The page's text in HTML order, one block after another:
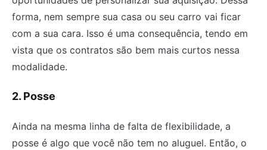
forma, nem sempre sua casa ou seu carro vai ficar
com a sua cara. Isso é uma consequência, tendo em
vista que os contratos são bem mais curtos nessa
modalidade.
2. Posse
Ainda na mesma linha de falta de flexibilidade, a
posse é algo que você não tem no aluguel. Então, o